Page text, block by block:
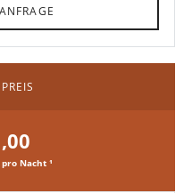
,00
pro Nacht ¹